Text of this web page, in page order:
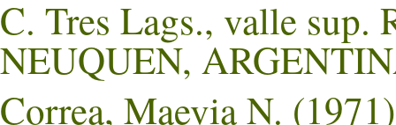
C. Tres Lags., valle sup.
NEUQUEN,
Correa, Maevia N.